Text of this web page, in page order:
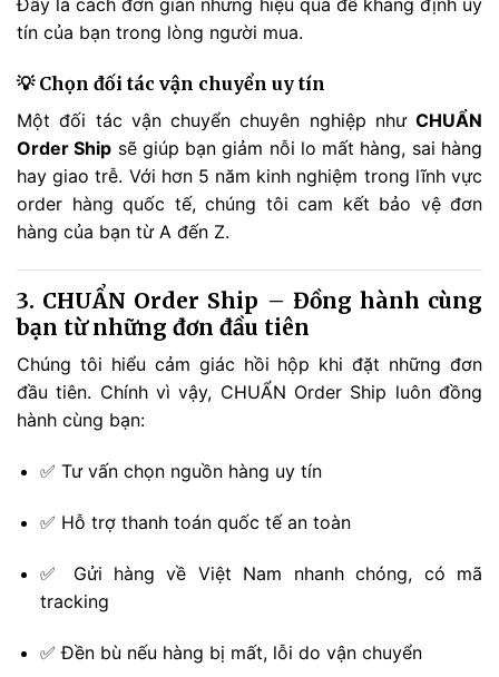
Đây là cách đơn giản nhưng hiệu quả để khẳng định uy
tín của bạn trong lòng người mua.
💡 Chọn đối tác vận chuyển uy tín
Một đối tác vận chuyển chuyên nghiệp như CHUẨN
Order Ship sẽ giúp bạn giảm nỗi lo mất hàng, sai hàng
hay giao trễ. Với hơn 5 năm kinh nghiệm trong lĩnh vực
order hàng quốc tế, chúng tôi cam kết bảo vệ đơn
hàng của bạn từ A đến Z.
3. CHUẨN Order Ship – Đồng hành cùng
bạn từ những đơn đầu tiên
Chúng tôi hiểu cảm giác hồi hộp khi đặt những đơn
đầu tiên. Chính vì vậy, CHUẨN Order Ship luôn đồng
hành cùng bạn:
✅ Tư vấn chọn nguồn hàng uy tín
✅ Hỗ trợ thanh toán quốc tế an toàn
✅ Gửi hàng về Việt Nam nhanh chóng, có mã
tracking
✅ Đền bù nếu hàng bị mất, lỗi do vận chuyển